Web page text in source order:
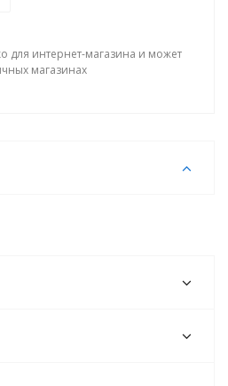
для интернет-магазина и может
магазинах